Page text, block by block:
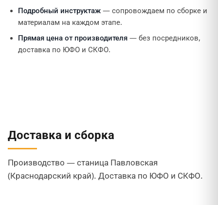
Подробный инструктаж — сопровождаем по сборке и
материалам на каждом этапе.
Прямая цена от производителя — без посредников,
доставка по ЮФО и СКФО.
Доставка и сборка
Производство — станица Павловская
(Краснодарский край). Доставка по ЮФО и СКФО.